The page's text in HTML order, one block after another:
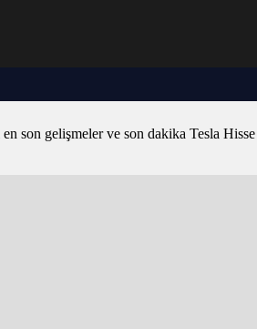
son gelişmeler ve son dakika Tesla